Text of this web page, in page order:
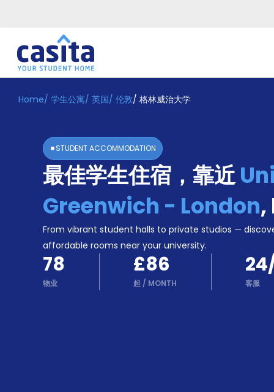
Home ZH GBP
入
Booking
Accommodation
Become
Home/ 学生公寓/ 英国/ 伦敦/ 格林威治大学
STUDENT ACCOMMODATION
最佳学生住宿，靠近
Greenwich - London,
From vibrant student halls to private studios —
affordable rooms near your university.
78
物业
£86
起 / MONTH 客服